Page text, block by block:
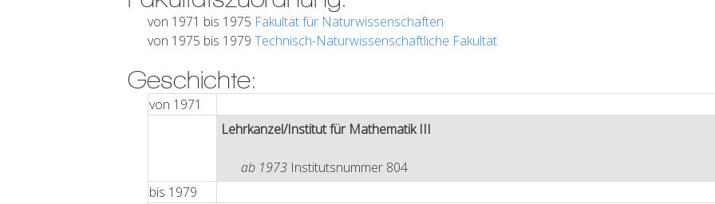
von 1971 bis 1975 Fakultät für Naturwissenschaften
von 1975 bis 1979 Technisch-Naturwissenschaftliche Fakultät
Geschichte:
von 1971
Lehrkanzel/Institut für Mathematik III
ab 1973 Institutsnummer 804
bis 1979